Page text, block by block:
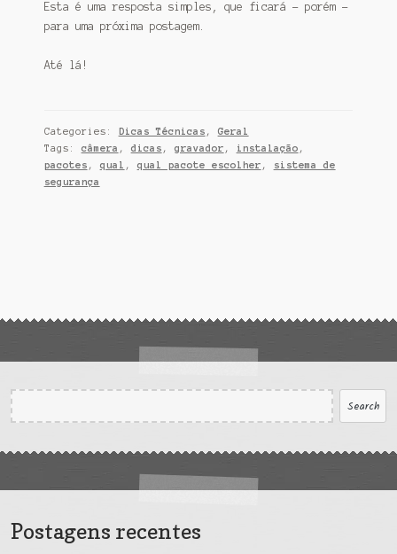
Esta é uma resposta simples, que ficará – porém –
para uma próxima postagem.
Até lá!
Categories: Dicas Técnicas , Geral
Tags: câmera , dicas , gravador , instalação ,
pacotes , qual , qual pacote escolher ,
sistema de
segurança
Search
Search
Postagens recentes